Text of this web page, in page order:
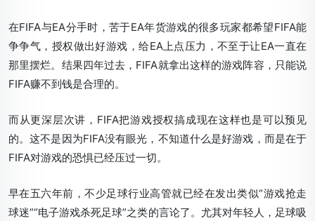
在FIFA与EA分手时，苦于EA年货游戏的很多玩家都希望FIFA能
争争气，授权做出好游戏，给EA上点压力，不至于让EA一直在
那里摆烂。结果四年过去，FIFA就拿出这样的游戏阵容，只能说
FIFA赚不到钱是合理的。
而从更深层次讲，FIFA把游戏授权搞成现在这样也是可以预见
的。这不是因为FIFA没有眼光，不知道什么是好游戏，而是在于
FIFA对游戏的恐惧已经压过一切。
早在五六年前，不少足球行业高管就已经在发出类似“游戏抢走
球迷”“电子游戏杀死足球”之类的言论了。尤其对年轻人，足球吸